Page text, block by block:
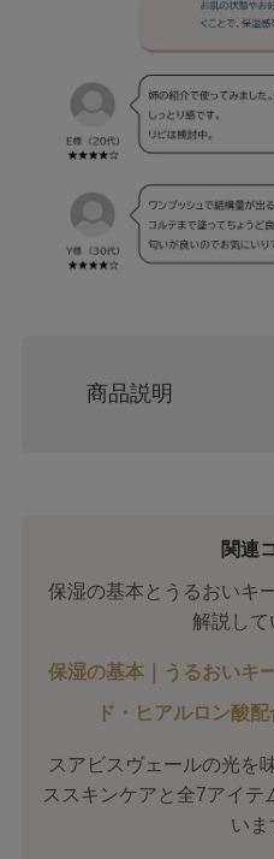
商品説明
関連
保湿の基本とうるおいキ
解説して
保湿の基本｜うるおいキ
ド・ヒアルロン酸
スアビスヴェールの光を
ススキンケアと全7アイテ
いま